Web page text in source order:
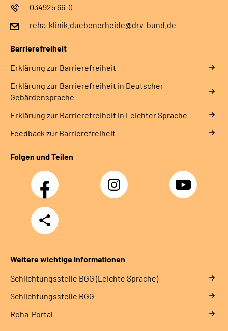
034925 66-0
reha-klinik.duebenerheide@drv-bund.de
Barrierefreiheit
Erklärung zur Barrierefreiheit
Erklärung zur Barrierefreiheit in Deutscher
Gebärdensprache
Erklärung zur Barrierefreiheit in Leichter Sprache
Feedback zur Barrierefreiheit
Folgen und Teilen
Facebook Instagram YouTube
Teilen
Weitere wichtige Informationen
Schlich­tungs­stel­le BGG (Leichte Sprache)
Schlich­tungs­stel­le BGG
Reha-Portal